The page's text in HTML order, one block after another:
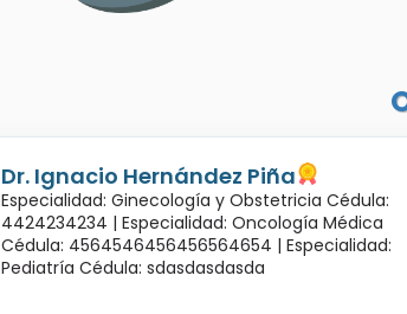
Dr. Ignacio Hernández Piña
Especialidad: Ginecología y Obstetricia Cédula:
4424234234 | Especialidad: Oncología Médica
Cédula: 4564546456456564654 | Especialidad:
Pediatría Cédula: sdasdasdasda